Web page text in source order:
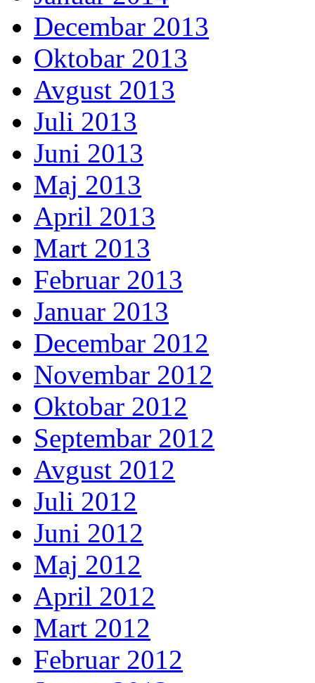
Decembar 2013
Oktobar 2013
Avgust 2013
Juli 2013
Juni 2013
Maj 2013
April 2013
Mart 2013
Februar 2013
Januar 2013
Decembar 2012
Novembar 2012
Oktobar 2012
Septembar 2012
Avgust 2012
Juli 2012
Juni 2012
Maj 2012
April 2012
Mart 2012
Februar 2012